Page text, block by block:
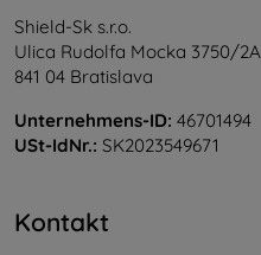
Shield-Sk s.r.o.
Ulica Rudolfa Mocka 3750/2A
841 04 Bratislava
Unternehmens-ID: 46701494
USt-IdNr.: SK2023549671
Kontakt